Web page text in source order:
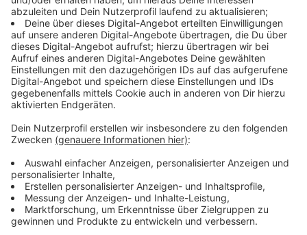
60.000 Euro gefordert – Tochter verhindert
Betrug
Anzeige
Die Betrüger forderten eine
Kaution in Höhe von
60.000 Euro, angeblich um eine Freilassung durch eine
ihrem Konto abheben.
Während des Telefonats kam es jedoch zu einer
überraschenden Wendung:Die angeblich